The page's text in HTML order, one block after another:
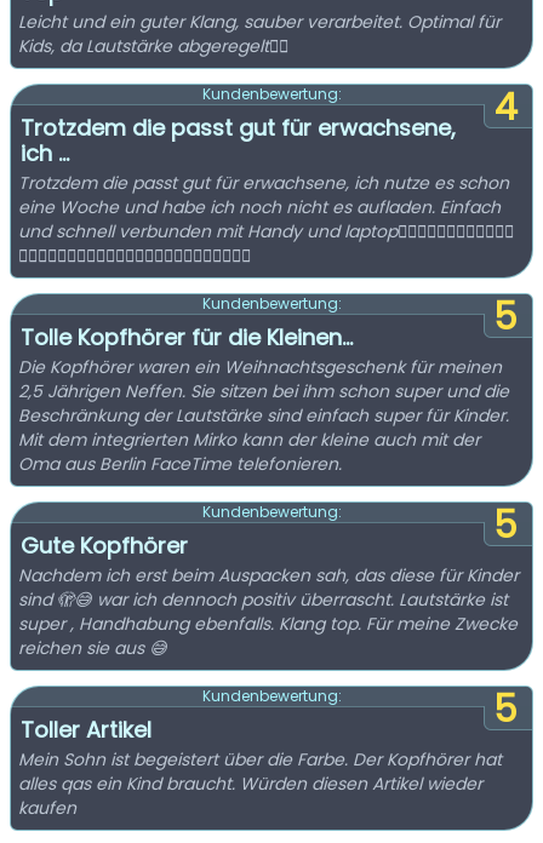
Leicht und ein guter Klang, sauber verarbeitet. Optimal für
Kids, da Lautstärke abgeregelt👍🏼
4
Kundenbewertung:
Trotzdem die passt gut für erwachsene,
ich ...
Trotzdem die passt gut für erwachsene, ich nutze es schon
eine Woche und habe ich noch nicht es aufladen. Einfach
und schnell verbunden mit Handy und laptop👍🏻👍🏻👍🏻👍🏻👍🏻👍🏻
👍🏻👍🏻👍🏻👍🏻👍🏻👍🏻👍🏻👍🏻👍🏻👍🏻👍🏻👍🏻
5
Kundenbewertung:
Tolle Kopfhörer für die Kleinen...
Die Kopfhörer waren ein Weihnachtsgeschenk für meinen
2,5 Jährigen Neffen. Sie sitzen bei ihm schon super und die
Beschränkung der Lautstärke sind einfach super für Kinder.
Mit dem integrierten Mirko kann der kleine auch mit der
Oma aus Berlin FaceTime telefonieren.
5
Kundenbewertung:
Gute Kopfhörer
Nachdem ich erst beim Auspacken sah, das diese für Kinder
sind 🫣😅 war ich dennoch positiv überrascht. Lautstärke ist
super , Handhabung ebenfalls. Klang top. Für meine Zwecke
reichen sie aus 😅
5
Kundenbewertung:
Toller Artikel
Mein Sohn ist begeistert über die Farbe. Der Kopfhörer hat
alles qas ein Kind braucht. Würden diesen Artikel wieder
kaufen